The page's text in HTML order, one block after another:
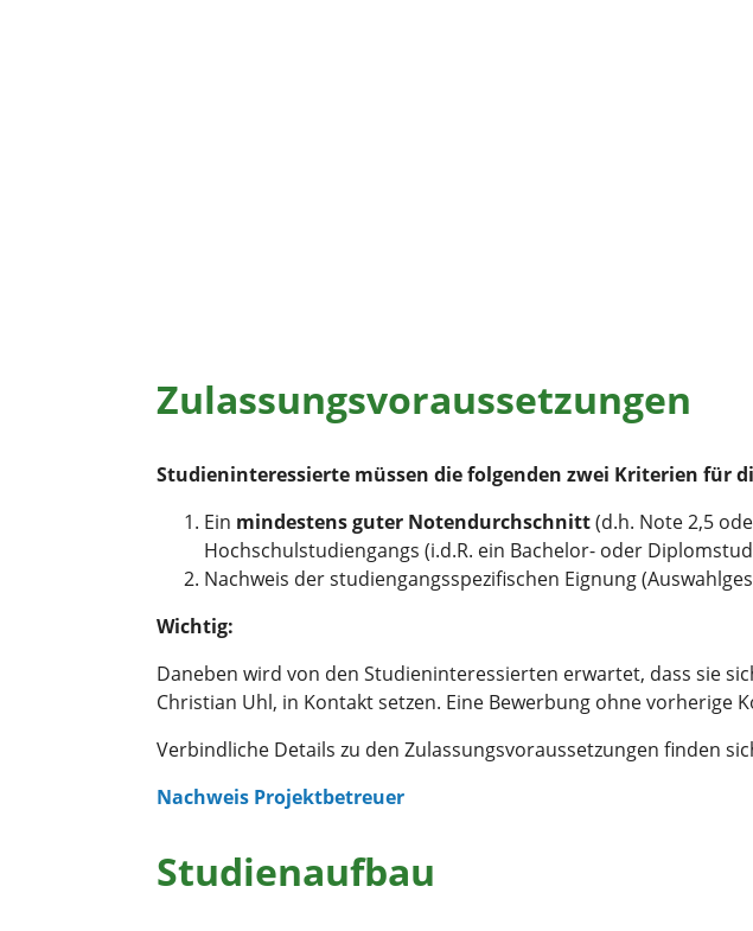
Zulassungsvoraussetzungen
Studieninteressierte müssen die folgenden zwei Kriterien für
Ein mindestens guter Notendurchschnitt(d.h. Note 2,5
Hochschulstudiengangs (i.d.R. ein Bachelor- oder
Nachweis der studiengangsspezifischen Eignung
Wichtig:
Daneben wird von den Studieninteressierten erwartet, dass sie
Christian Uhl, in Kontakt setzen. Eine Bewerbung ohne vorherige
Verbindliche Details zu den Zulassungsvoraussetzungen finden
Nachweis Projektbetreuer
Studienaufbau